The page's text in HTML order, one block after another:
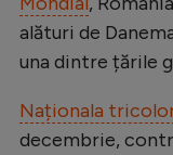
alături de
una dintre țările
Naționala
decembrie,